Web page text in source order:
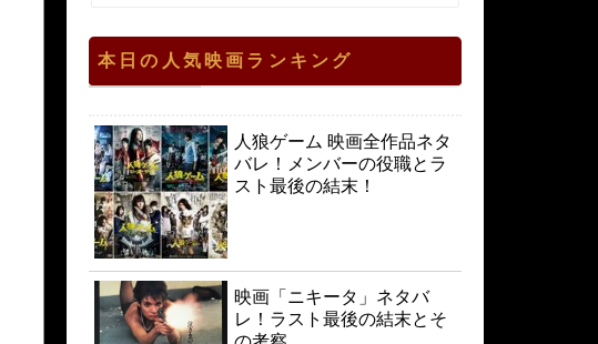
本日の人気映画ランキング
人狼ゲーム 映画全作品ネタ
バレ！メンバーの役職とラ
スト最後の結末！
映画「ニキータ」ネタバ
レ！ラスト最後の結末とそ